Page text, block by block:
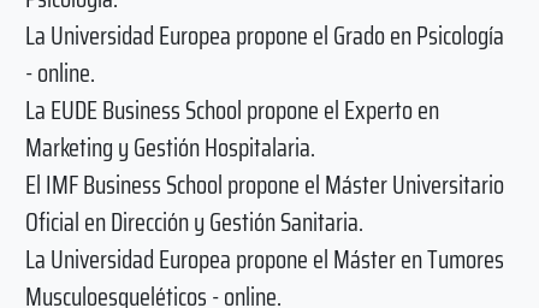
La Universidad Europea propone el Grado en Psicología
- online.
La EUDE Business School propone el Experto en
Marketing y Gestión Hospitalaria.
El IMF Business School propone el Máster Universitario
Oficial en Dirección y Gestión Sanitaria.
La Universidad Europea propone el Máster en Tumores
Musculoesqueléticos - online.